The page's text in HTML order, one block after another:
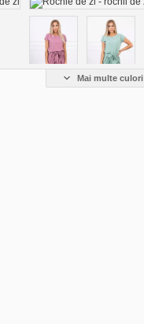
Mai multe culori